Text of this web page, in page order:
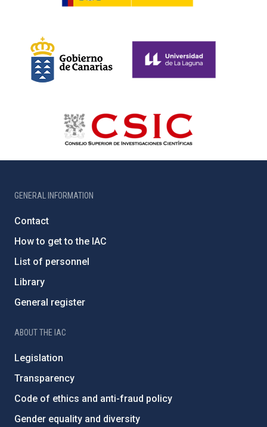
GENERAL INFORMATION
Contact
How to get to the IAC
List of personnel
Library
General register
ABOUT THE IAC
Legislation
Transparency
Code of ethics and anti-fraud policy
Gender equality and diversity